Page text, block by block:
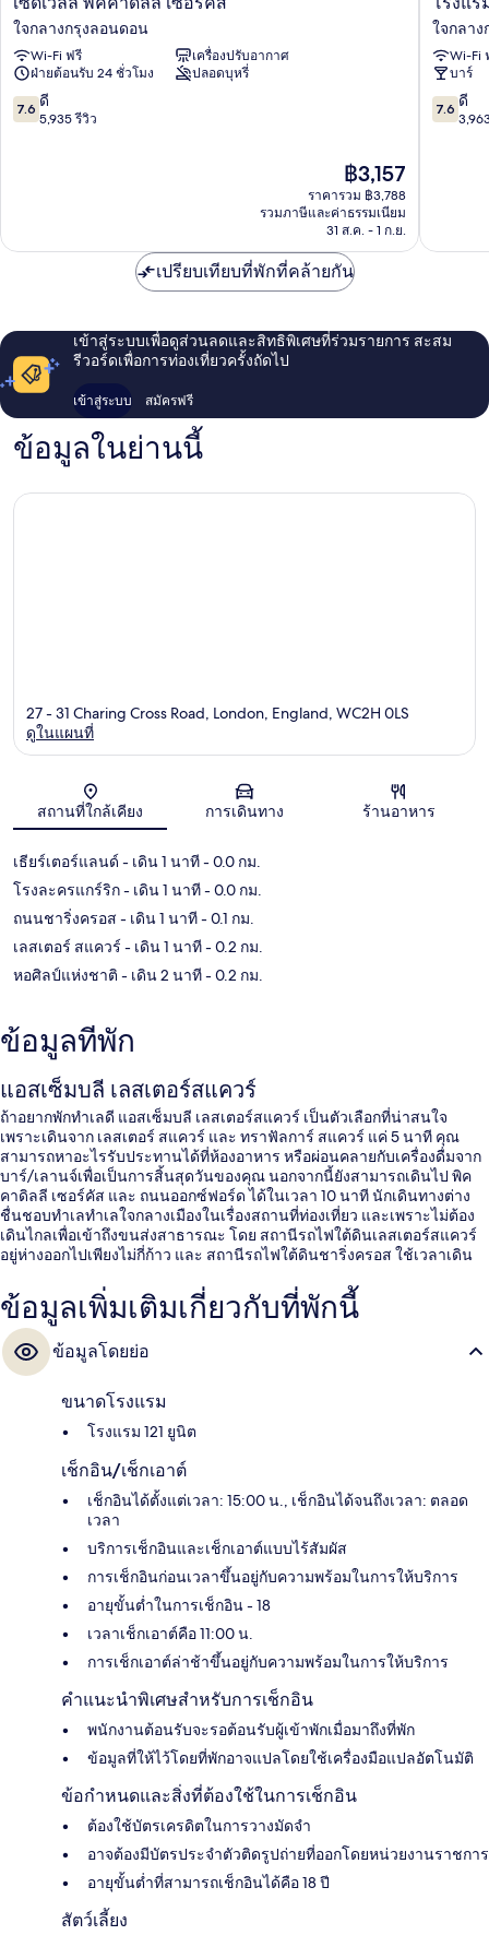
เวลล์
พิค
คาดิ
ลลี่
เซ
อร์คัส
ใจกลางกรุงลอนดอน
Wi-Fi ฟรี
เครื่องปรับอากาศ
ฝ่ายต้อนรับ 24 ชั่วโมง
ปลอดบุหรี่
7.6
จาก
7.6 ดี
5,935 รีวิว
ราคา
ปัจจุบัน
คือ
฿3,157
฿3,157
ราคารวม ฿3,788
รวมภาษีและค่าธรรมเนียม
31 ส.ค. - 1 ก.ย.
STG
ลอนดอน
ออก
ซ์ฟ
อร์ด
สตรี
ใจกลา
Wi-Fi
บาร์
7.6
จาก
7.6 ดี
เปรียบเทียบที่พักที่คล้ายกัน
เข้าสู่ระบบเพื่อดูส่วนลดและสิทธิพิเศษที่ร่วมรายการ สะสม
รีวอร์ดเพื่อการท่องเที่ยวครั้งถัดไป
เข้าสู่ระบบ สมัครฟรี
ข้อมูลในย่านนี้
แผนที่
27 - 31 Charing Cross Road, London, England, WC2H 0LS
ดูในแผนที่
สถานที่ใกล้เคียง การเดินทาง ร้านอาหาร
เธียร์เตอร์แลนด์ - เดิน 1 นาที- 0.0 กม.
โรงละครแกร์ริก- เดิน 1 นาที- 0.0 กม.
ถนนชาริ่งครอส - เดิน 1 นาที- 0.1 กม.
เลสเตอร์ สแควร์ - เดิน 1 นาที- 0.2 กม.
หอศิลป์แห่งชาติ - เดิน 2 นาที- 0.2 กม.
ข้อมูลที่พัก
แอสเซ็มบลี เลสเตอร์สแควร์
ถ้าอยากพักทำเลดี แอสเซ็มบลี เลสเตอร์สแควร์ เป็นตัวเลือกที่น่าสนใจ
เพราะเดินจาก เลสเตอร์ สแควร์ และ ทราฟัลการ์ สแควร์ แค่ 5 นาที คุณ
สามารถหาอะไรรับประทานได้ที่ห้องอาหาร หรือผ่อนคลายกับเครื่องดื่มจาก
บาร์/เลานจ์เพื่อเป็นการสิ้นสุดวันของคุณ นอกจากนี้ยังสามารถเดินไป พิค
คาดิลลี เซอร์คัส และ ถนนออกซ์ฟอร์ด ได้ในเวลา 10 นาที นักเดินทางต่าง
ชื่นชอบทำเลทำเลใจกลางเมืองในเรื่องสถานที่ท่องเที่ยว และเพราะไม่ต้อง
เดินไกลเพื่อเข้าถึงขนส่งสาธารณะ โดย สถานีรถไฟใต้ดินเลสเตอร์สแควร์
อยู่ห่างออกไปเพียงไม่กี่ก้าว และ สถานีรถไฟใต้ดินชาริ่งครอส ใช้เวลาเดิน
ข้อมูลเพิ่มเติมเกี่ยวกับที่พักนี้
ข้อมูลโดยย่อ
ขนาดโรงแรม
โรงแรม 121 ยูนิต
เช็กอิน/เช็กเอาต์
เช็กอินได้ตั้งแต่เวลา: 15:00 น., เช็กอินได้จนถึงเวลา: ตลอด
เวลา
บริการเช็กอินและเช็กเอาต์แบบไร้สัมผัส
การเช็กอินก่อนเวลาขึ้นอยู่กับความพร้อมในการให้บริการ
อายุขั้นต่ำในการเช็กอิน - 18
เวลาเช็กเอาต์คือ 11:00 น.
การเช็กเอาต์ล่าช้าขึ้นอยู่กับความพร้อมในการให้บริการ
คำแนะนำพิเศษสำหรับการเช็กอิน
พนักงานต้อนรับจะรอต้อนรับผู้เข้าพักเมื่อมาถึงที่พัก
ข้อมูลที่ให้ไว้โดยที่พักอาจแปลโดยใช้เครื่องมือแปลอัตโนมัติ
ข้อกำหนดและสิ่งที่ต้องใช้ในการเช็กอิน
ต้องใช้บัตรเครดิตในการวางมัดจำ
อาจต้องมีบัตรประจำตัวติดรูปถ่ายที่ออกโดยหน่วยงานราชการ
อายุขั้นต่ำที่สามารถเช็กอินได้คือ 18 ปี
สัตว์เลี้ยง